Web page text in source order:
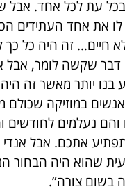
בכל עת לכל אחד. אבל
את אחד העתידים הכי
חיים… זה היה כל
דבר שקשה לומר, אבל
בנו יותר מאשר זה
במוזיקה שכולם
נעלמים לחודשים
אתכם. אבל
שהוא היה הבחור
בשום צורה”.